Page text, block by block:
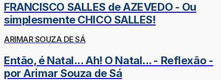
FRANCISCO SALLES de AZEVEDO - Ou
simplesmente CHICO SALLES!
ARIMAR SOUZA DE SÁ
Então, é Natal... Ah! O Natal... - Reflexão -
por Arimar Souza de Sá